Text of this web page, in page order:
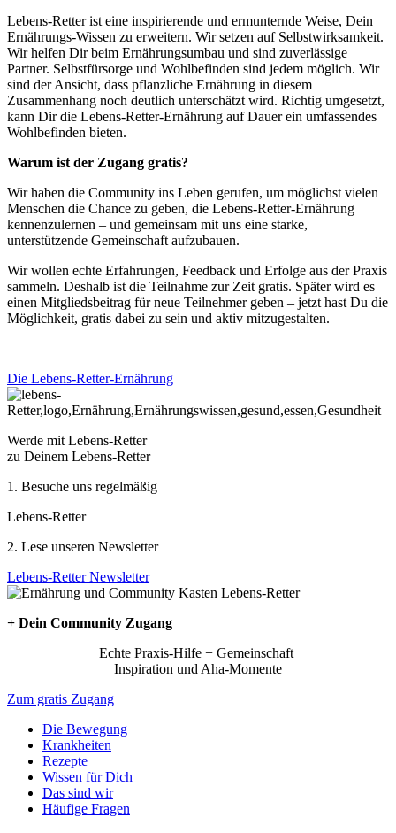
Lebens-Retter ist eine inspirierende und ermunternde Weise, Dein
Ernährungs-Wissen zu erweitern. Wir setzen auf Selbstwirksamkeit.
Wir helfen Dir beim Ernährungsumbau und sind zuverlässige
Partner. Selbstfürsorge und Wohlbefinden sind jedem möglich. Wir
sind der Ansicht, dass pflanzliche Ernährung in diesem
Zusammenhang noch deutlich unterschätzt wird. Richtig umgesetzt,
kann Dir die Lebens-Retter-Ernährung auf Dauer ein umfassendes
Wohlbefinden bieten.
Warum ist der Zugang gratis?
Wir haben die Community ins Leben gerufen, um möglichst vielen
Menschen die Chance zu geben, die Lebens-Retter-Ernährung
kennenzulernen – und gemeinsam mit uns eine starke,
unterstützende Gemeinschaft aufzubauen.
Wir wollen echte Erfahrungen, Feedback und Erfolge aus der Praxis
sammeln. Deshalb ist die Teilnahme zur Zeit gratis. Später wird es
einen Mitgliedsbeitrag für neue Teilnehmer geben – jetzt hast Du die
Möglichkeit, gratis dabei zu sein und aktiv mitzugestalten.
Die Lebens-Retter-Ernährung
Werde mit Lebens-Retter
zu Deinem Lebens-Retter
1. Besuche uns regelmäßig
Lebens-Retter
2. Lese unseren Newsletter
Lebens-Retter Newsletter
+ Dein Community Zugang
Echte Praxis-Hilfe + Gemeinschaft
Inspiration und Aha-Momente
Zum gratis Zugang
Die Bewegung
Krankheiten
Rezepte
Wissen für Dich
Das sind wir
Häufige Fragen